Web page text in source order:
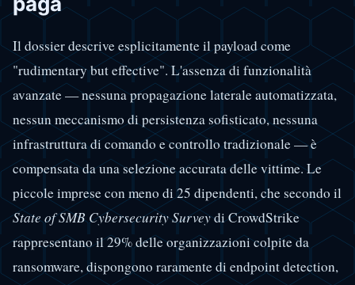
Il dossier descrive esplicitamente il payload come
"rudimentary but effective". L'assenza di funzionalità
avanzate — nessuna propagazione laterale automatizzata,
nessun meccanismo di persistenza sofisticato, nessuna
infrastruttura di comando e controllo tradizionale — è
compensata da una selezione accurata delle vittime. Le
piccole imprese con meno di 25 dipendenti, che secondo il
State of SMB Cybersecurity Surveydi CrowdStrike
rappresentano il 29% delle organizzazioni colpite da
ransomware, dispongono raramente di endpoint detection,